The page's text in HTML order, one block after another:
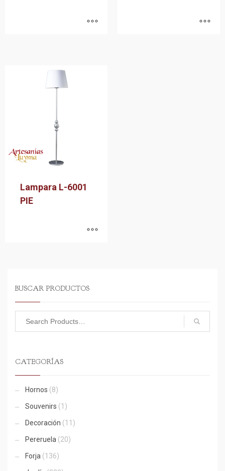
Lampara L-6001
PIE
BUSCAR PRODUCTOS
CATEGORÍAS
Hornos (8)
Souvenirs (1)
Decoración (11)
Pereruela (20)
Forja (136)